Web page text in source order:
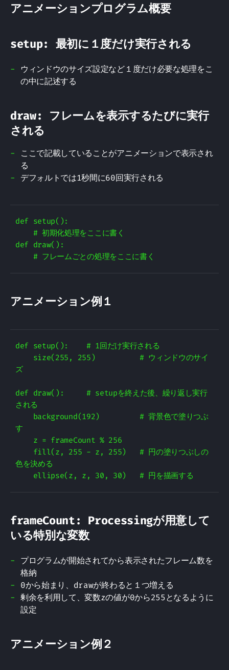
アニメーションプログラム概要
setup: 最初に１度だけ実行される
ウィンドウのサイズ設定など１度だけ必要な処理をこ
の中に記述する
draw: フレームを表示するたびに実行
される
ここで記載していることがアニメーションで表示され
る
デフォルトでは1秒間に60回実行される
def setup():
def draw():
アニメーション例１
def setup():    # 1回だけ実行される
ズ
def draw():     # setupを終えた後、繰り返し実行
される
す
色を決める
frameCount: Processingが用意して
いる特別な変数
プログラムが開始されてから表示されたフレーム数を
格納
0から始まり、drawが終わると１つ増える
剰余を利用して、変数zの値が0から255となるように
設定
アニメーション例２